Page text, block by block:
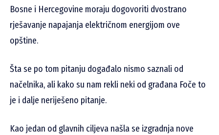
Bosne i Hercegovine moraju dogovoriti dvostrano
rješavanje napajanja električnom energijom ove
opštine.
Šta se po tom pitanju događalo nismo saznali od
načelnika, ali kako su nam rekli neki od građana Foče to
je i dalje neriješeno pitanje.
Kao jedan od glavnih ciljeva našla se izgradnja nove